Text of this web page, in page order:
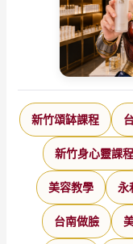
新竹頌缽課程
新竹身心靈課程
美容教學 永
台南做臉